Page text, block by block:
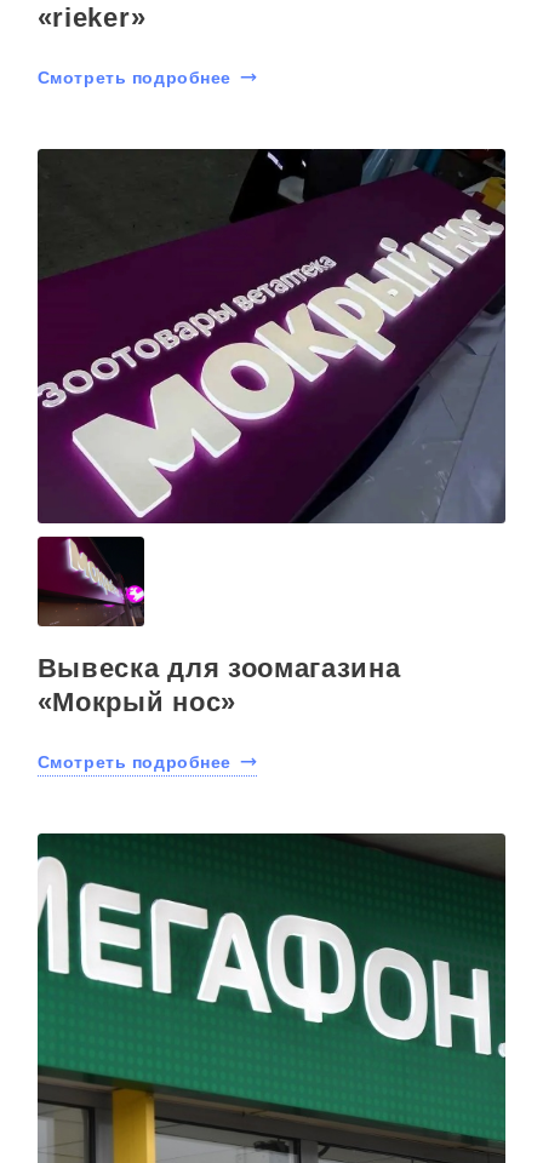
«rieker»
Смотреть подробнее
Вывеска для зоомагазина
«Мокрый нос»
Смотреть подробнее